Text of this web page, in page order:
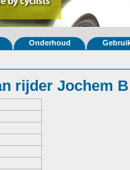
Onderhoud
rijder Jochem B